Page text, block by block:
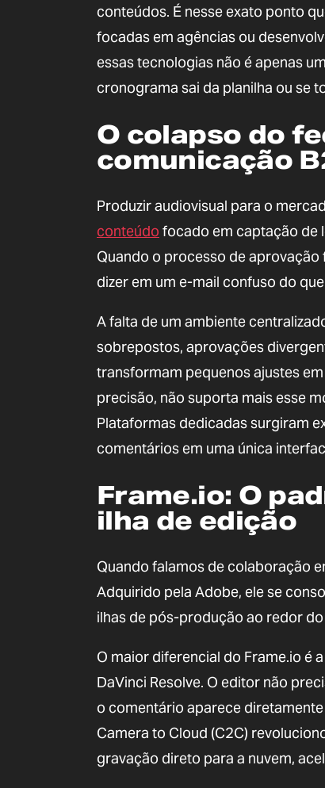
conteúdos. É nesse exato ponto
focadas em agências ou
essas tecnologias não é apenas
cronograma sai da planilha ou se
O colapso do
comunicação
Produzir audiovisual para o
conteúdo focado em captação de
Quando o processo de
dizer em um e-mail confuso do
A falta de um ambiente
sobrepostos, aprovações
transformam pequenos ajustes
precisão, não suporta mais esse
Plataformas dedicadas surgiram
comentários em uma única
Frame.io: O
ilha de edição
Quando falamos de colaboração
Adquirido pela Adobe, ele se
ilhas de pós-produção ao redor
O maior diferencial do Frame.io é
DaVinci Resolve. O editor não
o comentário aparece
Camera to Cloud (C2C)
gravação direto para a nuvem,